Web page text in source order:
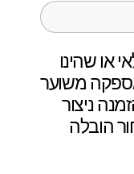
או שהינו
משוער
ניצור
הובלה